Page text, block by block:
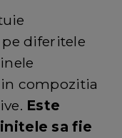
diferitele
compozitia
Este
sa fie